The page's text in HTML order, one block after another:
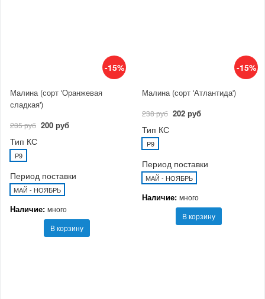
-15%
Малина (сорт 'Оранжевая
сладкая')
235 руб 200 руб
Тип КС
P9
Период поставки
МАЙ - НОЯБРЬ
Наличие: много
В корзину
-15%
Малина (сорт 'Атлантида')
238 руб 202 руб
Тип КС
P9
Период поставки
МАЙ - НОЯБРЬ
Наличие: много
В корзину